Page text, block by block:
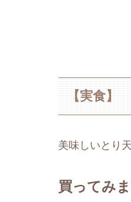
【実食】
美味しいとり
買ってみま